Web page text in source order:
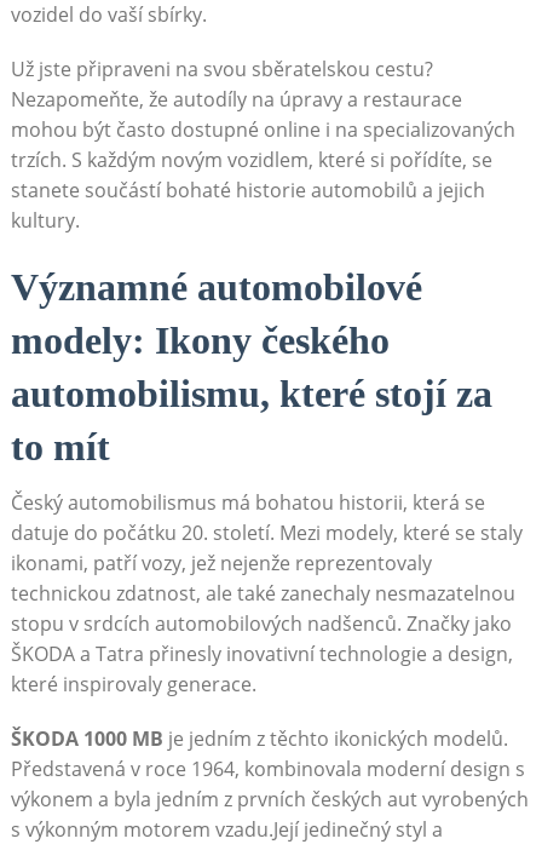
vozidel do vaší sbírky.
Už jste připraveni na svou sběratelskou cestu?
Nezapomeňte, že autodíly na úpravy a restaurace
mohou být často dostupné online i na specializovaných
trzích. S každým novým vozidlem, které si pořídíte, se
stanete součástí bohaté historie automobilů a jejich
kultury.
Významné automobilové
modely: Ikony českého
automobilismu, které stojí za
to mít
Český automobilismus má bohatou historii, která se
datuje do počátku 20. století. Mezi modely, které se staly
ikonami, patří vozy, jež nejenže reprezentovaly
technickou zdatnost, ale také zanechaly nesmazatelnou
stopu v srdcích automobilových nadšenců. Značky jako
ŠKODA a Tatra přinesly inovativní technologie a design,
které inspirovaly generace.
ŠKODA 1000 MB je jedním z těchto ikonických modelů.
Představená v roce 1964, kombinovala moderní design s
výkonem a byla jedním z prvních českých aut vyrobených
s výkonným motorem vzadu.Její jedinečný styl a